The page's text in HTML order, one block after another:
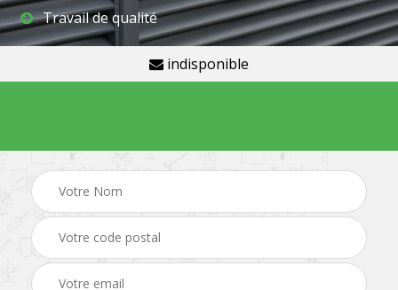
Travail de qualité
indisponible